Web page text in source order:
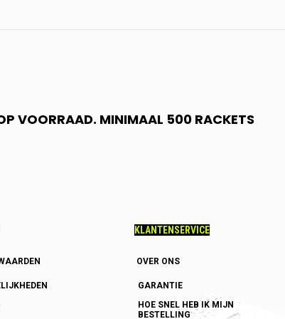
VOORRAAD. MINIMAAL 500 RACKETS
KLANTENSERVICE
OVER ONS
GARANTIE
HOE SNEL HEB IK MIJN
BESTELLING